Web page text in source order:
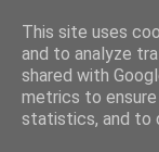
Lucie
This site uses
and to analyze
shared with
metrics to
statistics, and to